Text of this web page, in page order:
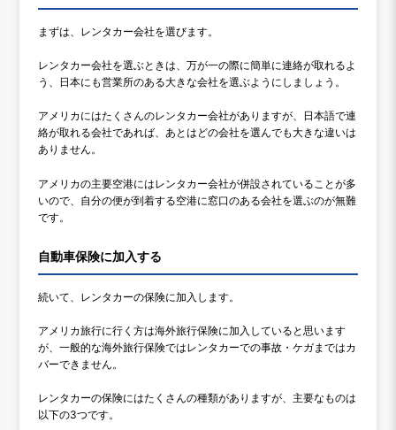
まずは、レンタカー会社を選びます。
レンタカー会社を選ぶときは、万が一の際に簡単に連絡が取れるよ
う、日本にも営業所のある大きな会社を選ぶようにしましょう。
アメリカにはたくさんのレンタカー会社がありますが、日本語で連
絡が取れる会社であれば、あとはどの会社を選んでも大きな違いは
ありません。
アメリカの主要空港にはレンタカー会社が併設されていることが多
いので、自分の便が到着する空港に窓口のある会社を選ぶのが無難
です。
自動車保険に加入する
続いて、レンタカーの保険に加入します。
アメリカ旅行に行く方は海外旅行保険に加入していると思います
が、一般的な海外旅行保険ではレンタカーでの事故・ケガまではカ
バーできません。
レンタカーの保険にはたくさんの種類がありますが、主要なものは
以下の3つです。